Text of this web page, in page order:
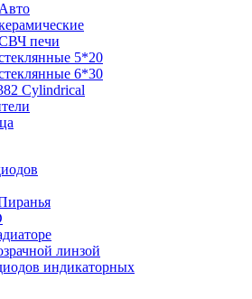
печи
5*20
6*30
Cylindrical
линзой
индикаторных